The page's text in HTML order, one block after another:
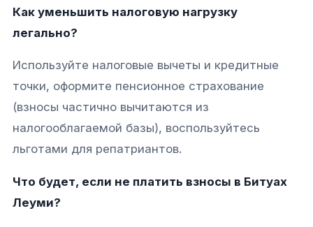
Как уменьшить налоговую нагрузку
легально?
Используйте налоговые вычеты и кредитные
точки, оформите пенсионное страхование
(взносы частично вычитаются из
налогооблагаемой базы), воспользуйтесь
льготами для репатриантов.​​
Что будет, если не платить взносы в Битуах
Леуми?